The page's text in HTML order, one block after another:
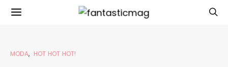
MODA HOT HOT HOT!